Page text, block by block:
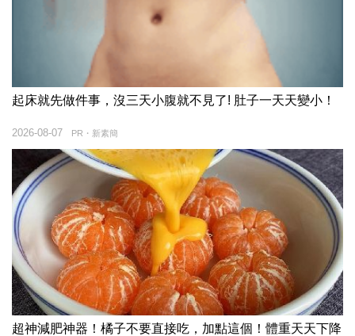
起床就先做件事，沒三天小腹就不見了! 肚子一天天變小！
PR・新素簡
2026-08-07
超神減肥神器！橘子不要直接吃，加點這個！體重天天下降